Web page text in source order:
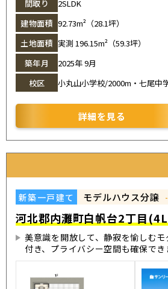
間取り
2SLDK
建物面積 92.73m²（28.1坪）
土地面積 実測 196.15m²（59.3坪）
築年月
2025年 9月
校区
小丸山小学校/2000m・七尾中
詳細を見る
新築一戸建て モデルハウス分譲
河北郡内灘町白帆台2丁目
美意識を開放して、静寂を愉しむ
付き、プライバシー空間も確保でき